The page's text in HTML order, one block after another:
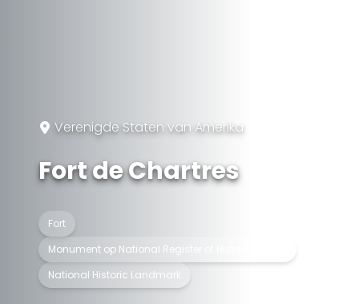
Verenigde Staten van Amerika
Fort de Chartres
Fort
Monument op National Register of Historic Places
National Historic Landmark